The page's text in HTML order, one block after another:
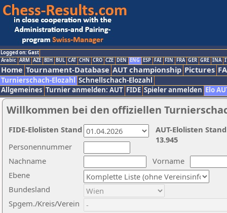
Logged on: Gast
Arabic ARM AZE BIH BUL CAT CHN CRO CZE DEN ENG ESP FAI FIN FRA GER GRE INA
Home Tournament-Database AUT championship Pictures
Turnierschach-Elozahl Schnellschach-Elozahl
Allgemeines Turnier anmelden: AUT FIDE Spieler anmelden Elo
Willkommen bei den offiziellen
Nachname
Vorname
Ebene
Personennummer
Bundesland
Spgem./Kreis/Verein
AUT-Elolisten
13.945
FIDE-Elolisten Stand